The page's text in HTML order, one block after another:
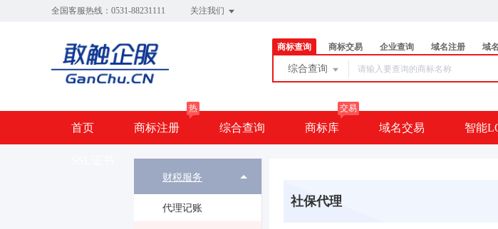
全国客服热线：0531-88231111 关注我们
商标查询 商标交易 企业查询 域名注册 域
综合查询
首页 商标注册
热
综合查询 商标库
交易
域名交易 智能
财税服务
代理记账 社保代理